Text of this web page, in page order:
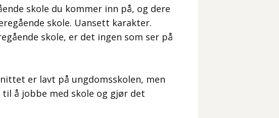
skole du kommer inn på, og dere
skole. Uansett karakter.
skole, er det ingen som ser på
er lavt på ungdomsskolen, men
å jobbe med skole og gjør det